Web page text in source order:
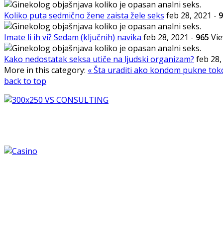
Koliko puta sedmično žene zaista žele seks feb 28, 2021 -
Imate li ih vi? Sedam (ključnih) navika feb 28, 2021 - 965
Kako nedostatak seksa utiče na ljudski organizam? feb
More in this category: « Šta uraditi ako kondom pukne
back to top